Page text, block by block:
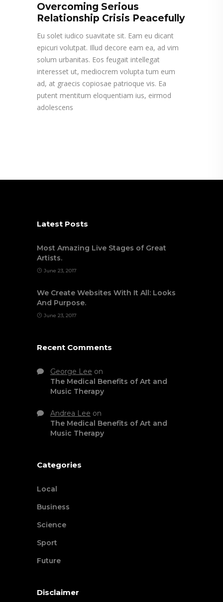
Overcoming Serious
Relationship Crisis Peacefully
Eu solet iudico suavitate sit. Eam eu dicant
epicuri volutpat. Illud decore eam ea, ad vim
solum urbanitas. Eos feugait intellegat
interesset ut, mediocrem volupta tum eum
ad, at graecis copiosae patrioque vis. Ea
putent mentitum eloquentiam ius, eirmod
adolescens
Latest Posts
Most Amazing Live Stages of Great
Artists.
June 23, 2017
We Create Websites With It All: Looks
And Purpose.
June 23, 2017
Recent Comments
George Lee on
The Medical Benefits of Art and
Music Therapy
Andrea Lee on
The Medical Benefits of Art and
Music Therapy
Categories
Local
Business
Science
Sport
Future
Disclaimer